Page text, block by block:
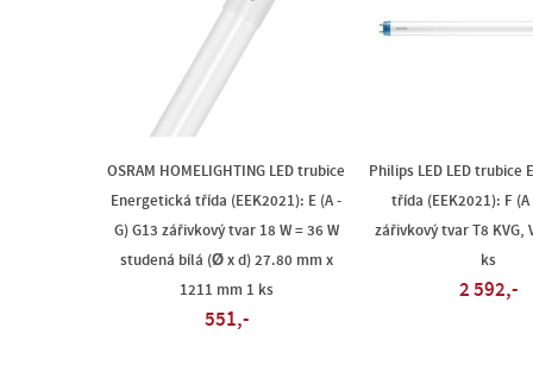
OSRAM HOMELIGHTING LED trubice
Energetická třída (EEK2021): E (A -
G) G13 zářivkový tvar 18 W = 36 W
studená bílá (Ø x d) 27.80 mm x
1211 mm 1 ks
551,-
Philips LED LED trubice
třída (EEK2021): F (A
zářivkový tvar T8 KVG,
ks
2 592,-